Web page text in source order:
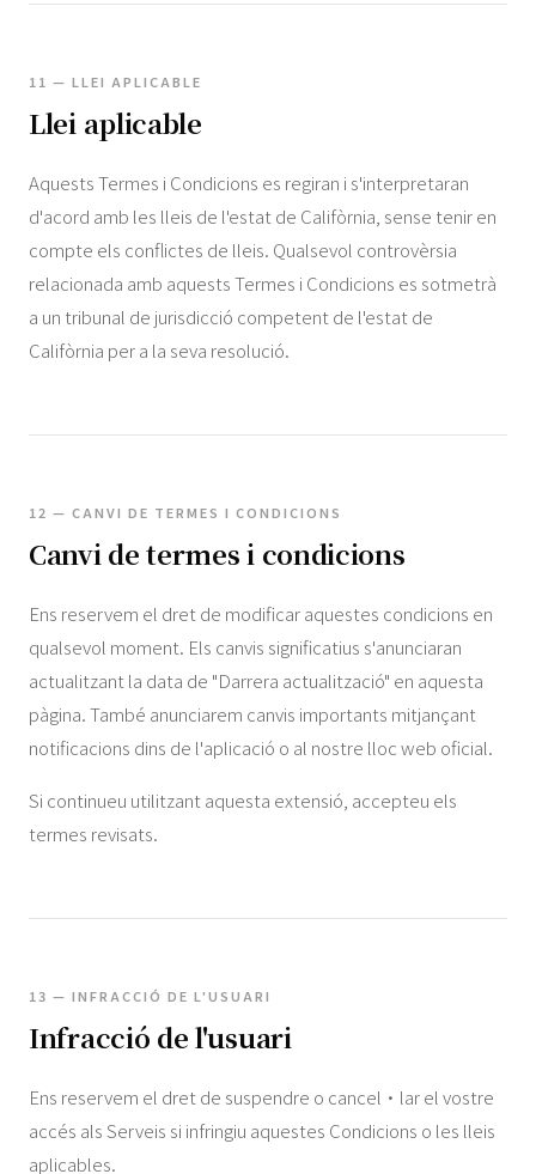
11 — LLEI APLICABLE
Llei aplicable
Aquests Termes i Condicions es regiran i s'interpretaran
d'acord amb les lleis de l'estat de Califòrnia, sense tenir en
compte els conflictes de lleis. Qualsevol controvèrsia
relacionada amb aquests Termes i Condicions es sotmetrà
a un tribunal de jurisdicció competent de l'estat de
Califòrnia per a la seva resolució.
12 — CANVI DE TERMES I CONDICIONS
Canvi de termes i condicions
Ens reservem el dret de modificar aquestes condicions en
qualsevol moment. Els canvis significatius s'anunciaran
actualitzant la data de "Darrera actualització" en aquesta
pàgina. També anunciarem canvis importants mitjançant
notificacions dins de l'aplicació o al nostre lloc web oficial.
Si continueu utilitzant aquesta extensió, accepteu els
termes revisats.
13 — INFRACCIÓ DE L'USUARI
Infracció de l'usuari
Ens reservem el dret de suspendre o cancel·lar el vostre
accés als Serveis si infringiu aquestes Condicions o les lleis
aplicables.